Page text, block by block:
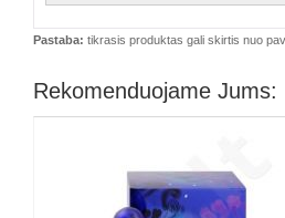
Pastaba: tikrasis produktas gali skirtis nuo
Rekomenduojame Jums: